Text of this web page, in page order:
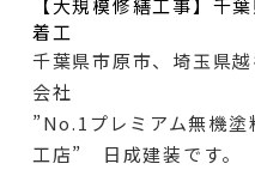
【大規模修繕工事】千
着工
千葉県市原市、埼玉県
会社
”No.1プレミアム無機
工店” 日成建装です。